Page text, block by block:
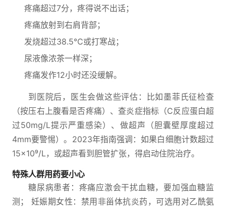
疼痛超过7分，疼得说不出话；
疼痛放射到右肩背部；
发烧超过38.5℃或打寒战；
尿液像浓茶一样深；
疼痛发作12小时还没缓解。
到医院后，医生会做这些评估：比如墨菲氏征检查
（按压右上腹看是否疼痛）、查炎症指标（C反应蛋白超
过50mg/L提示严重感染）、做超声（胆囊壁厚度超过
4mm要警惕）。2023年指南强调：如果白细胞计数超过
15×10⁹/L，或超声看到胆管扩张，得启动住院治疗。
特殊人群用药要小心
糖尿病患者：疼痛应激会干扰血糖，要加强血糖监
测； 妊娠期女性：禁用非甾体抗炎药，可选用对乙酰氨